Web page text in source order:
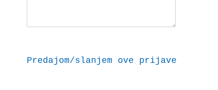
Predajom/slanjem ove prijave